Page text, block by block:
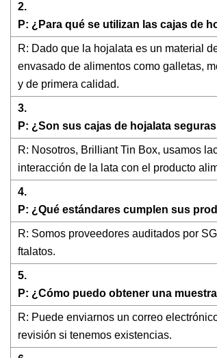
2.
P: ¿Para qué se utilizan las cajas de
R: Dado que la hojalata es un material
envasado de alimentos como galletas,
y de primera calidad.
3.
P: ¿Son sus cajas de hojalata
R: Nosotros, Brilliant Tin Box, usamos
interacción de la lata con el producto
4.
P: ¿Qué estándares cumplen sus
R: Somos proveedores auditados por
ftalatos.
5.
P: ¿Cómo puedo obtener una
R: Puede enviarnos un correo
revisión si tenemos existencias.